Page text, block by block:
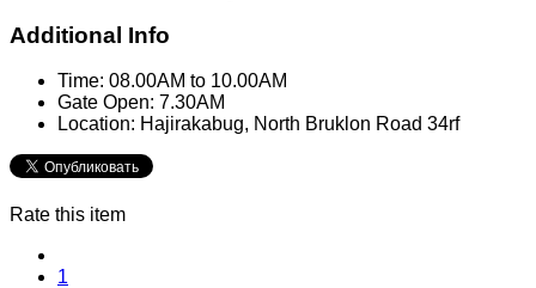
Additional Info
Time: 08.00AM to 10.00AM
Gate Open: 7.30AM
Location: Hajirakabug, North Bruklon Road 34rf
Rate this item
1